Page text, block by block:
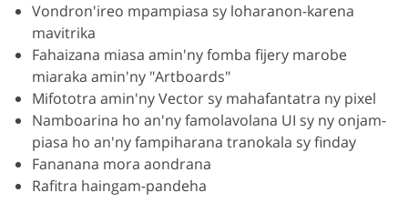
Vondron'ireo mpampiasa sy loharanon-karena
mavitrika
Fahaizana miasa amin'ny fomba fijery marobe
miaraka amin'ny "Artboards"
Mifototra amin'ny Vector sy mahafantatra ny pixel
Namboarina ho an'ny famolavolana UI sy ny onjam-
piasa ho an'ny fampiharana tranokala sy finday
Fananana mora aondrana
Rafitra haingam-pandeha